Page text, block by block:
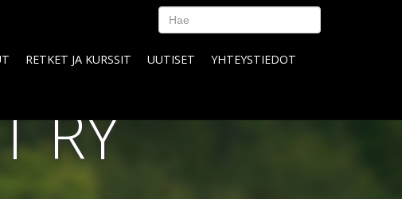
RETKET JA KURSSIT UUTISET YHTEYSTIEDOT
RY